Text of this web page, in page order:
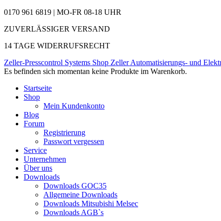
0170 961 6819 | MO-FR 08-18 UHR
ZUVERLÄSSIGER VERSAND
14 TAGE WIDERRUFSRECHT
Zeller-Presscontrol Systems Shop Zeller Automatisierungs- und
Es befinden sich momentan keine Produkte im Warenkorb.
Startseite
Shop
Mein Kundenkonto
Blog
Forum
Registrierung
Passwort vergessen
Service
Unternehmen
Über uns
Downloads
Downloads GOC35
Allgemeine Downloads
Downloads Mitsubishi Melsec
Downloads AGB`s